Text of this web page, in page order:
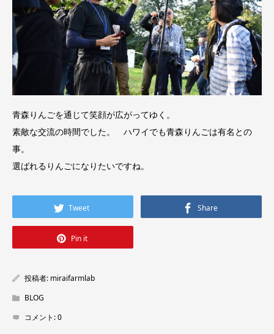
青森りんごを通じて笑顔が広がってゆく。
素敵な交流の時間でした。 ハワイでも青森りんごは有名との
事。
選ばれるりんごになりたいですね。
Tweet Share
Pin it
投稿者: miraifarmlab
BLOG
コメント:0